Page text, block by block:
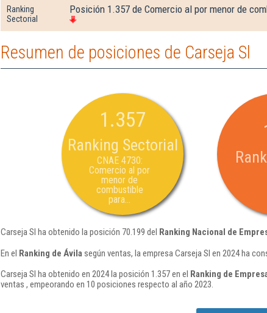
Ranking
Sectorial
Posición 1.357 de Comercio al por menor de
Resumen de posiciones de Carseja Sl
1.357
Ranking Sectorial
CNAE 4730:
Comercio al por
menor de
combustible
para...
Carseja Sl ha obtenido la posición 70.199 del Ranking Nacional de
En el Ranking de Ávila según ventas, la empresa Carseja Sl en 2024 ha
Carseja Sl ha obtenido en 2024 la posición 1.357 en el Ranking de
ventas , empeorando en 10 posiciones respecto al año 2023.